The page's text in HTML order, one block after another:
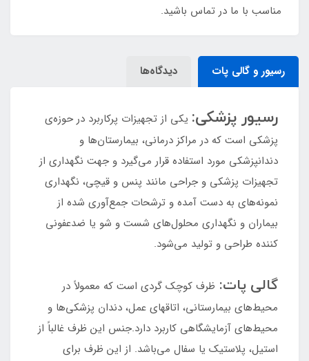
مناسب با ما در تماس باشید.
رسیور و گالی پات دیدگاه‌ها
رسیور پزشکی: یکی از تجهیزات پرکاربرد در حوزه‌ی
پزشکی است که در مراکز درمانی، بیمارستان‌ها و
دندانپزشکی‌ مورد استفاده قرار می‌گیرد و جهت نگهداری از
تجهیزات پزشکی و جراحی مانند پنس و قیچی، نگهداری
نمونه‌های به دست آمده و ترشحات جمع‌آوری شده از
بیماران و نگهداری محلول‌های شست و شو یا ضدعفونی
کننده طراحی و تولید می‌شود.
گالی پات: ظرف کوچک گردی است که معمولاً در
محیط‌های بیمارستانی، اتاقهای عمل، دندان پزشکی‌ها و
محیط‌های آزمایشگاهی کاربرد دارد.جنس این ظرف غالباً از
استیل، پلاستیک یا سفال می‌باشد. از این ظرف برای